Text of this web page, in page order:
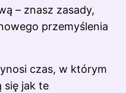
– znasz zasady,
przemyślenia
czas, w którym
się jak te